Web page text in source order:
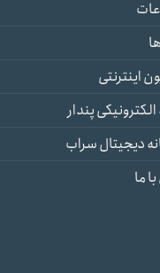
اینترنتی
پندار
دیجیتال سراب
ما